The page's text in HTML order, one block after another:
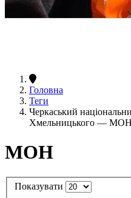
Головна
Теги
Черкаський
Хмельницького — МОН
МОН
Показувати